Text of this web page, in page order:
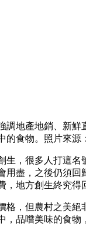
調地產地銷、新鮮
的食物。照片來源
生，很多人打這名
用盡，之後仍須回
，地方創生終究得
格，但農村之美絕
，品嚐美味的食物